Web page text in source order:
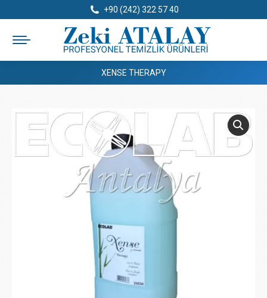
+90 (242) 322 57 40
XENSE THERAPY